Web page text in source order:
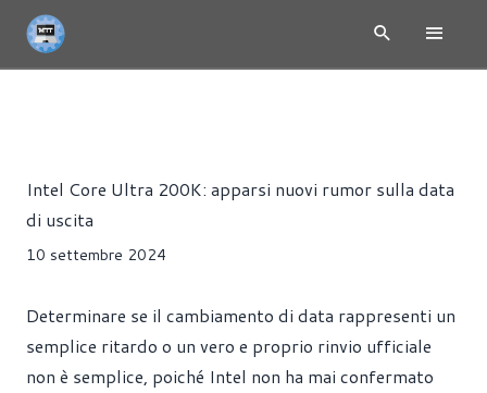
Intel Core Ultra 200K: apparsi nuovi rumor sulla data
di uscita
10 settembre 2024
Determinare se il cambiamento di data rappresenti un
semplice ritardo o un vero e proprio rinvio ufficiale
non è semplice, poiché Intel non ha mai confermato